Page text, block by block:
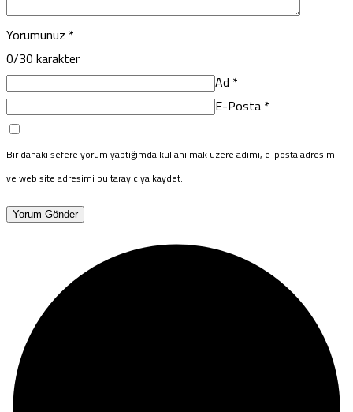
Yorumunuz *
0/30 karakter
Ad *
E-Posta*
Bir dahaki sefere yorum yaptığımda kullanılmak üzere adımı, e-posta adresimi
ve web site adresimi bu tarayıcıya kaydet.
Yorum Gönder